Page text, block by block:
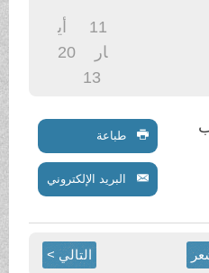
20
طباعة
البريد الإلكتروني
التالي >